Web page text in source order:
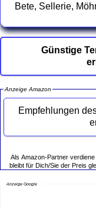
Bete, Sellerie,
Günstige
Anzeige Amazon
Empfehlungen
Als Amazon-Partner
bleibt für Dich/Sie der Preis
Anzeige Google